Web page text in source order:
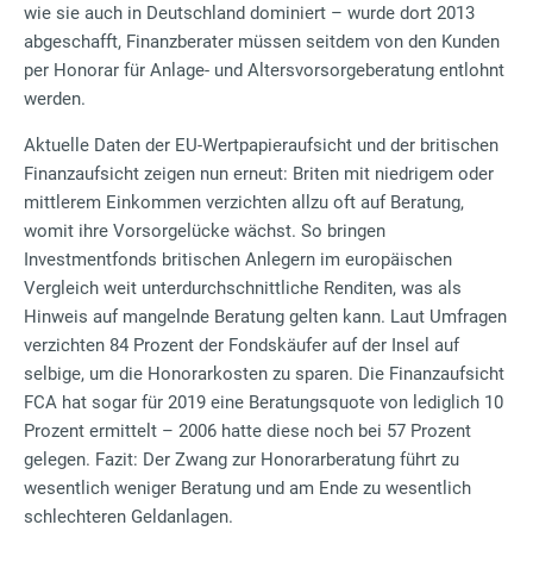
wie sie auch in Deutschland dominiert – wurde dort 2013
abgeschafft, Finanzberater müssen seitdem von den Kunden
per Honorar für Anlage- und Altersvorsorgeberatung entlohnt
werden.
Aktuelle Daten der EU-Wertpapieraufsicht und der britischen
Finanzaufsicht zeigen nun erneut: Briten mit niedrigem oder
mittlerem Einkommen verzichten allzu oft auf Beratung,
womit ihre Vorsorgelücke wächst. So bringen
Investmentfonds britischen Anlegern im europäischen
Vergleich weit unterdurchschnittliche Renditen, was als
Hinweis auf mangelnde Beratung gelten kann. Laut Umfragen
verzichten 84 Prozent der Fondskäufer auf der Insel auf
selbige, um die Honorarkosten zu sparen. Die Finanzaufsicht
FCA hat sogar für 2019 eine Beratungsquote von lediglich 10
Prozent ermittelt – 2006 hatte diese noch bei 57 Prozent
gelegen. Fazit: Der Zwang zur Honorarberatung führt zu
wesentlich weniger Beratung und am Ende zu wesentlich
schlechteren Geldanlagen.